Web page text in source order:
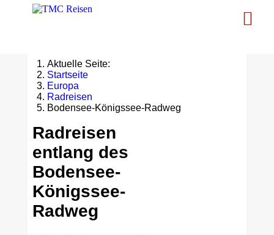
Aktuelle Seite:
Startseite
Europa
Radreisen
Bodensee-Königssee-Radweg
Radreisen
entlang des
Bodensee-
Königssee-
Radweg